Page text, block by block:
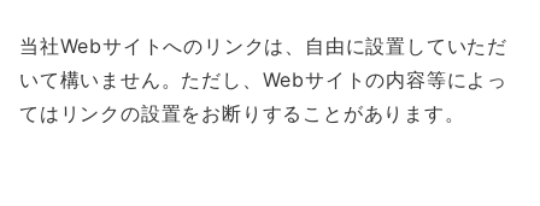
当社Webサイトへのリンクは、自由に設置していただ
いて構いません。ただし、Webサイトの内容等によっ
てはリンクの設置をお断りすることがあります。